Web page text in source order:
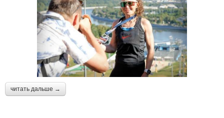
читать дальше →